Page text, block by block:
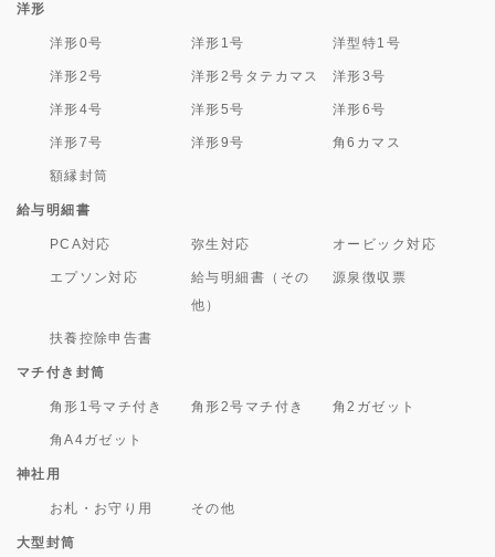
洋形
洋形0号 洋形1号 洋型特1号
洋形2号 洋形2号タテカマス 洋形3号
洋形4号 洋形5号 洋形6号
洋形7号 洋形9号 角6カマス
額縁封筒
給与明細書
PCA対応 弥生対応 オービック対応
エプソン対応
給与明細書（その
他）
源泉徴収票
扶養控除申告書
マチ付き封筒
角形1号マチ付き 角形2号マチ付き 角2ガゼット
角A4ガゼット
神社用
お札・お守り用 その他
大型封筒